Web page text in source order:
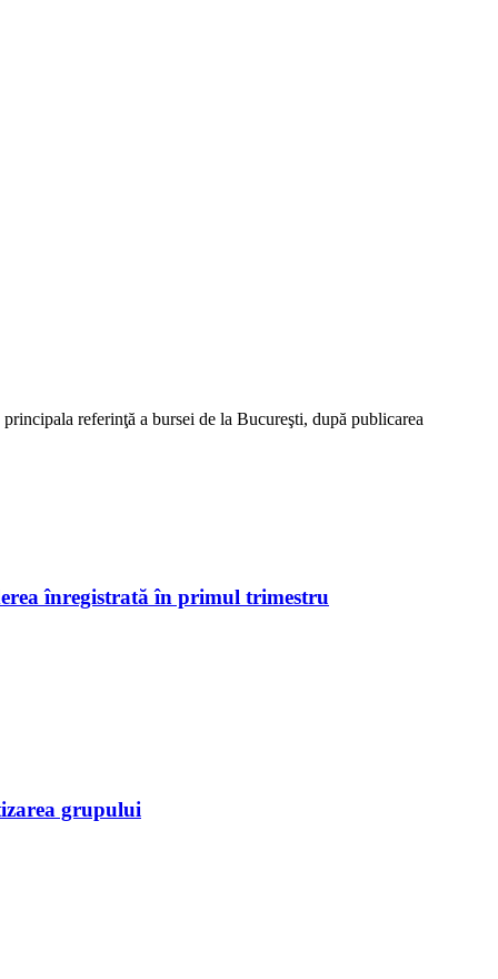
referin­ţă a bursei de la Bucu­reşti, după pu­blicarea
înregistrată în primul trimestru
grupului